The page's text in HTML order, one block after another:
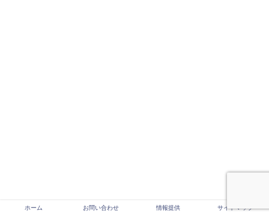
ホーム お問い合わせ 情報提供 サイトマップ